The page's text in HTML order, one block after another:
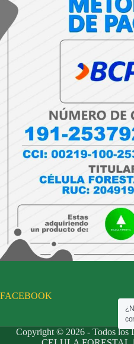
FACEBOOK
Copyright © 2026 - Todos los